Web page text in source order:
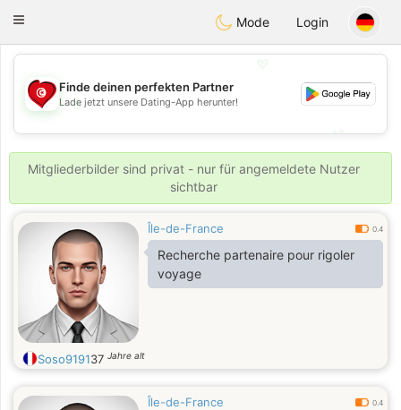
Tunisia Dating
Toggle
Mode Login
💖
💕
Finde deinen perfekten Partner
Lade jetzt unsere Dating-App herunter!
Mitgliederbilder sind privat - nur für angemeldete Nutzer
sichtbar
Île-de-France 0.4
Recherche partenaire pour rigoler
voyage
Soso919137 Jahre alt
Île-de-France 0.4